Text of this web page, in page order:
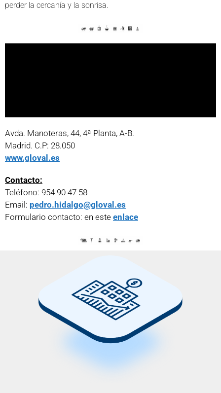
perder la cercanía y la sonrisa.
Avda. Manoteras, 44, 4ª Planta, A-B.
Madrid. C.P: 28.050
www.gloval.es
Contacto:
Teléfono: 954 90 47 58
Email: pedro.hidalgo@gloval.es
Formulario contacto: en este enlace